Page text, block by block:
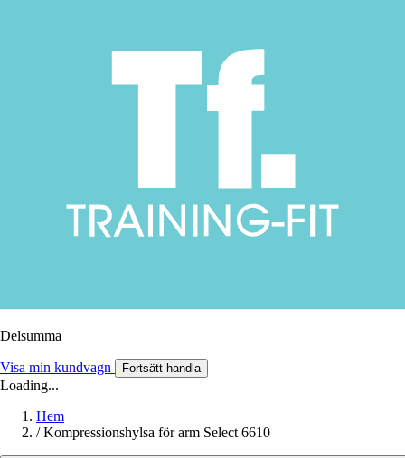
Delsumma
Visa min kundvagn Fortsätt handla
Loading...
Hem
/ Kompressionshylsa för arm Select 6610